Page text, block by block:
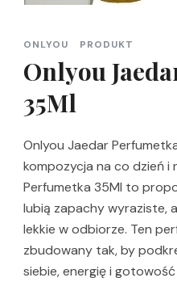
ONLYOU PRODUKT
Onlyou
35Ml
Onlyou Jaedar
kompozycja na co dzień i
Perfumetka 35Ml to
lubią zapachy wyraziste,
lekkie w odbiorze. Ten
zbudowany tak, by
siebie, energię i gotowość